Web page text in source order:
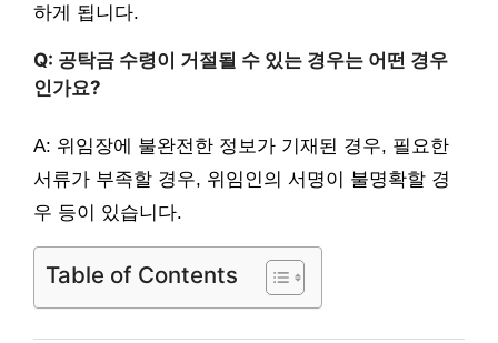
하게 됩니다.
Q: 공탁금 수령이 거절될 수 있는 경우는 어떤 경우
인가요?
A: 위임장에 불완전한 정보가 기재된 경우, 필요한
서류가 부족할 경우, 위임인의 서명이 불명확할 경
우 등이 있습니다.
Table of Contents